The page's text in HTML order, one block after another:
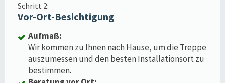
Schritt 2:
Vor-Ort-Besichtigung
Aufmaß:
Wir kommen zu Ihnen nach Hause, um die Treppe
auszumessen und den besten Installationsort zu
bestimmen.